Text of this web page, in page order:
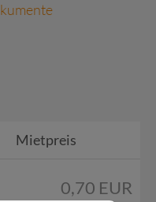
Mietpreis
0,70 EUR